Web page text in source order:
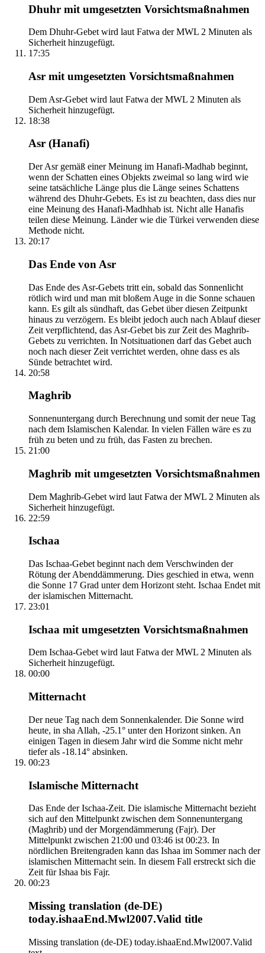
Dhuhr mit umgesetzten Vorsichtsmaßnahmen
Dem Dhuhr-Gebet wird laut Fatwa der MWL 2 Minuten als
Sicherheit hinzugefügt.
17:35
Asr mit umgesetzten Vorsichtsmaßnahmen
Dem Asr-Gebet wird laut Fatwa der MWL 2 Minuten als
Sicherheit hinzugefügt.
18:38
Asr (Hanafi)
Der Asr gemäß einer Meinung im Hanafi-Madhab beginnt,
wenn der Schatten eines Objekts zweimal so lang wird wie
seine tatsächliche Länge plus die Länge seines Schattens
während des Dhuhr-Gebets. Es ist zu beachten, dass dies nur
eine Meinung des Hanafi-Madhhab ist. Nicht alle Hanafis
teilen diese Meinung. Länder wie die Türkei verwenden diese
Methode nicht.
20:17
Das Ende von Asr
Das Ende des Asr-Gebets tritt ein, sobald das Sonnenlicht
rötlich wird und man mit bloßem Auge in die Sonne schauen
kann. Es gilt als sündhaft, das Gebet über diesen Zeitpunkt
hinaus zu verzögern. Es bleibt jedoch auch nach Ablauf dieser
Zeit verpflichtend, das Asr-Gebet bis zur Zeit des Maghrib-
Gebets zu verrichten. In Notsituationen darf das Gebet auch
noch nach dieser Zeit verrichtet werden, ohne dass es als
Sünde betrachtet wird.
20:58
Maghrib
Sonnenuntergang durch Berechnung und somit der neue Tag
nach dem Islamischen Kalendar. In vielen Fällen wäre es zu
früh zu beten und zu früh, das Fasten zu brechen.
21:00
Maghrib mit umgesetzten Vorsichtsmaßnahmen
Dem Maghrib-Gebet wird laut Fatwa der MWL 2 Minuten als
Sicherheit hinzugefügt.
22:59
Ischaa
Das Ischaa-Gebet beginnt nach dem Verschwinden der
Rötung der Abenddämmerung. Dies geschied in etwa, wenn
die Sonne 17 Grad unter dem Horizont steht. Ischaa Endet mit
der islamischen Mitternacht.
23:01
Ischaa mit umgesetzten Vorsichtsmaßnahmen
Dem Ischaa-Gebet wird laut Fatwa der MWL 2 Minuten als
Sicherheit hinzugefügt.
00:00
Mitternacht
Der neue Tag nach dem Sonnenkalender. Die Sonne wird
heute, in sha Allah, -25.1° unter den Horizont sinken. An
einigen Tagen in diesem Jahr wird die Somme nicht mehr
tiefer als -18.14° absinken.
00:23
Islamische Mitternacht
Das Ende der Ischaa-Zeit. Die islamische Mitternacht bezieht
sich auf den Mittelpunkt zwischen dem Sonnenuntergang
(Maghrib) und der Morgendämmerung (Fajr). Der
Mittelpunkt zwischen 21:00 und 03:46 ist 00:23. In
nördlichen Breitengraden kann das Ishaa im Sommer nach der
islamischen Mitternacht sein. In diesem Fall erstreckt sich die
Zeit für Ishaa bis Fajr.
00:23
Missing translation (de-DE)
today.ishaaEnd.Mwl2007.Valid title
Missing translation (de-DE) today.ishaaEnd.Mwl2007.Valid